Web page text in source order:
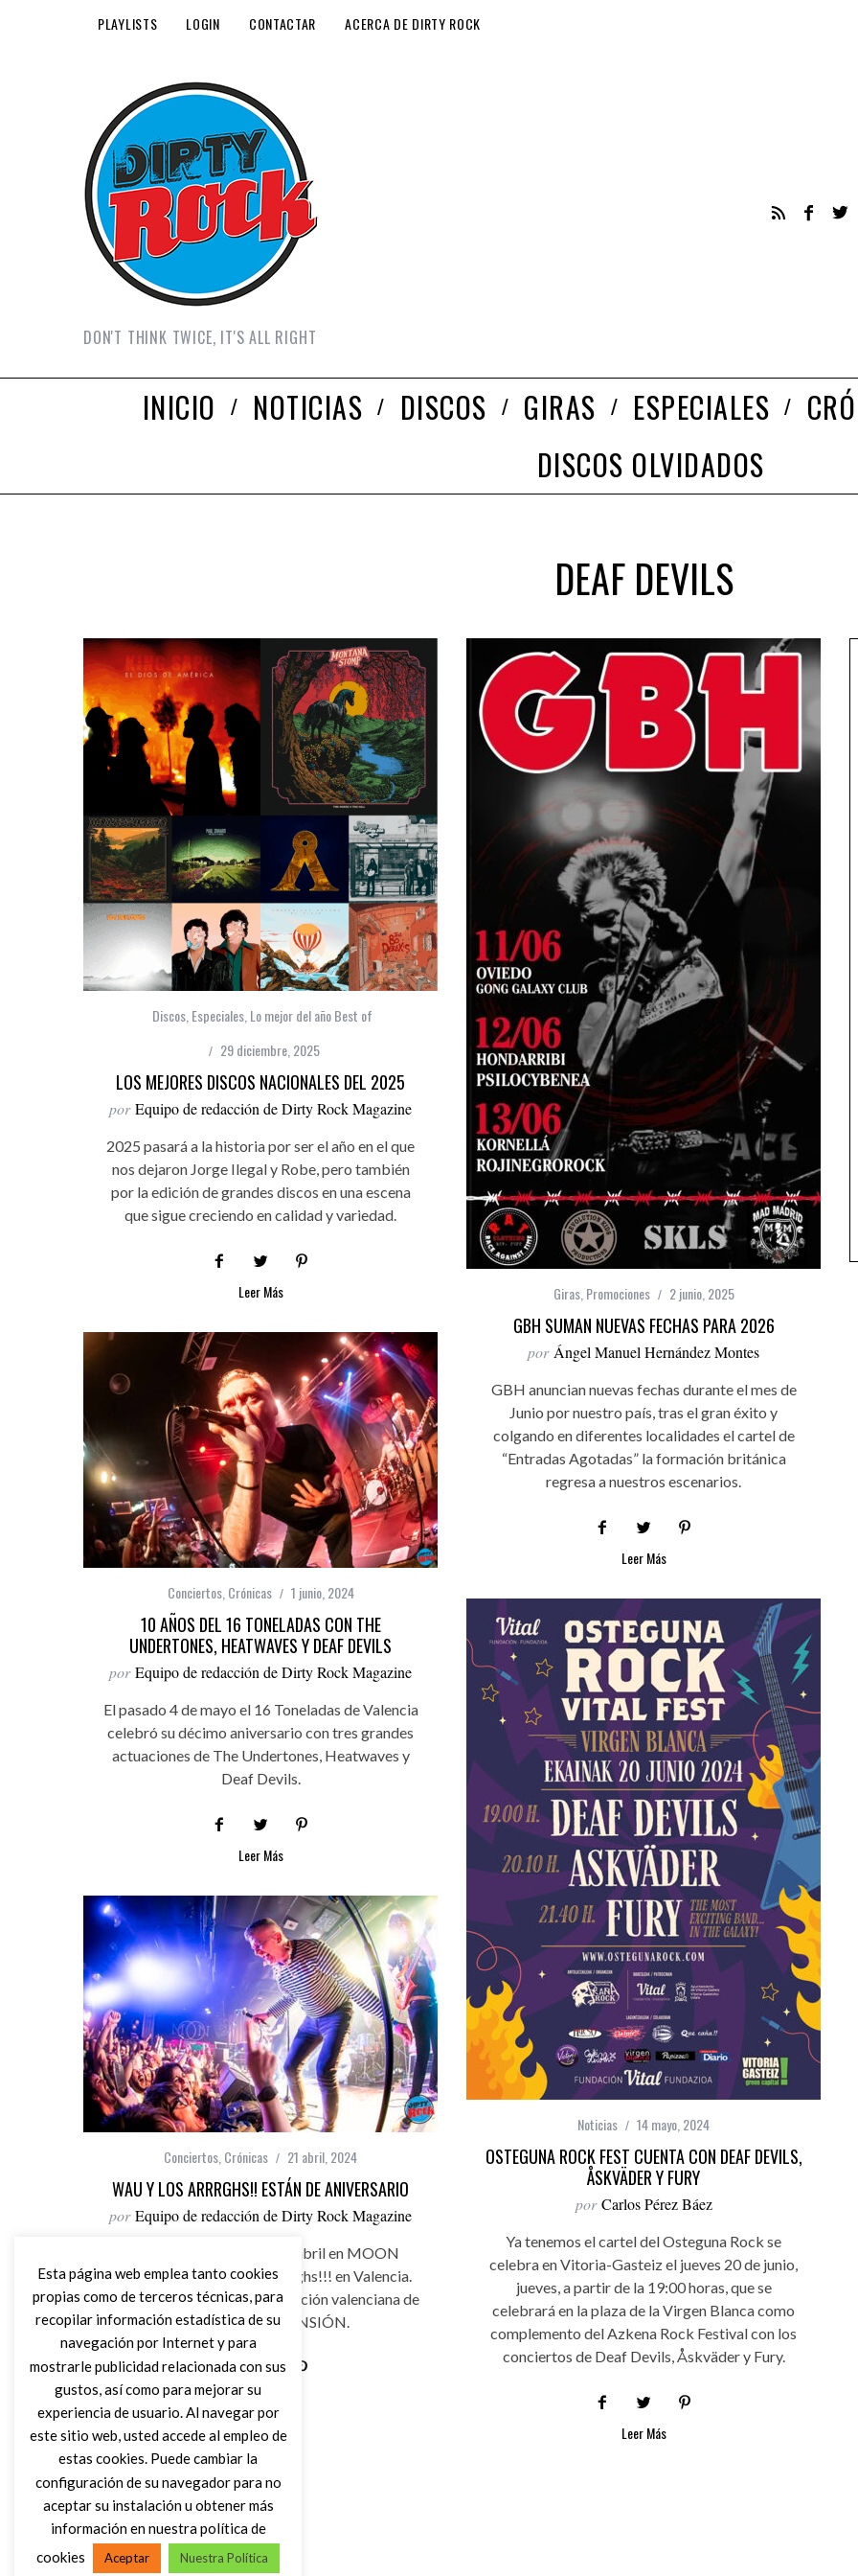
PLAYLISTS LOGIN CONTACTAR ACERCA DE DIRTY ROCK
DON'T THINK TWICE, IT'S ALL RIGHT
INICIO NOTICIAS DISCOS GIRAS ESPECIALES
DISCOS OLVIDADOS
DEAF DEVILS
Discos, Especiales, Lo mejor del año Best of
29 diciembre, 2025
LOS MEJORES DISCOS NACIONALES DEL 2025
por Equipo de redacción de Dirty Rock Magazine
2025 pasará a la historia por ser el año en el que
nos dejaron Jorge Ilegal y Robe, pero también
por la edición de grandes discos en una escena
que sigue creciendo en calidad y variedad.
Leer Más Giras, Promociones 2 junio, 2025
GBH SUMAN NUEVAS FECHAS PARA 2026
por Ángel Manuel Hernández Montes
GBH anuncian nuevas fechas durante el mes de
Junio por nuestro país, tras el gran éxito y
colgando en diferentes localidades el cartel de
“Entradas Agotadas” la formación británica
regresa a nuestros escenarios.
Leer Más
Conciertos, Crónicas 1 junio, 2024
10 AÑOS DEL 16 TONELADAS CON THE
UNDERTONES, HEATWAVES Y DEAF DEVILS
por Equipo de redacción de Dirty Rock Magazine
El pasado 4 de mayo el 16 Toneladas de Valencia
celebró su décimo aniversario con tres grandes
actuaciones de The Undertones, Heatwaves y
Deaf Devils.
Leer Más
Noticias 14 mayo, 2024
OSTEGUNA ROCK FEST CUENTA CON DEAF DEVILS,
ÅSKVÄDER Y FURY
por Carlos Pérez Báez
Ya tenemos el cartel del Osteguna Rock se
celebra en Vitoria-Gasteiz el jueves 20 de junio,
jueves, a partir de la 19:00 horas, que se
celebrará en la plaza de la Virgen Blanca como
complemento del Azkena Rock Festival con los
conciertos de Deaf Devils, Åskväder y Fury.
Leer Más
Conciertos Crónicas 21 abril, 2024
WAU Y LOS ARRRGHS!! ESTÁN DE ANIVERSARIO
por Equipo de redacción de Dirty Rock Magazine
Este pasado sábado 20 de abril en MOON
actuación de Wau Y Los Arrrghs!!! en Valencia.
20 ANIVERSARIO de la formación valenciana de
manos de ALTA TENSIÓN.
Leer Más
(C) DIRTY ROCK MAGAZINE
Esta página web emplea tanto cookies
propias como de terceros técnicas, para
recopilar información estadística de su
navegación por Internet y para
mostrarle publicidad relacionada con sus
gustos, así como para mejorar su
experiencia de usuario. Al navegar por
este sitio web, usted accede al empleo de
estas cookies. Puede cambiar la
configuración de su navegador para no
aceptar su instalación u obtener más
información en nuestra política de
cookies
Aceptar Nuestra Política